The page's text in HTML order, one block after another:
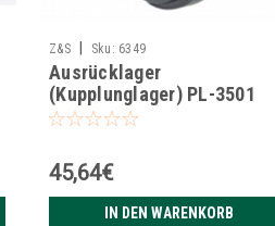
Z&S Sku: 6349
Ausrücklager
(Kupplunglager) PL-3501
[Z&S]
45,64€
IN DEN WARENKORB